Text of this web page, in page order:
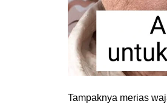
Tampaknya merias